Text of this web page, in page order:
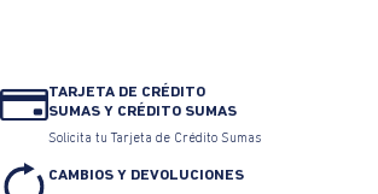
TARJETA DE CRÉDITO
SUMAS Y CRÉDITO SUMAS
Solicita tu Tarjeta de Crédito Sumas
CAMBIOS Y DEVOLUCIONES